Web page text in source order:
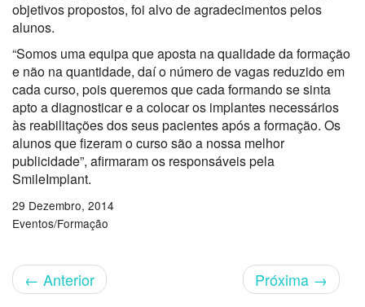
objetivos propostos, foi alvo de agradecimentos pelos
alunos.
“Somos uma equipa que aposta na qualidade da formação
e não na quantidade, daí o número de vagas reduzido em
cada curso, pois queremos que cada formando se sinta
apto a diagnosticar e a colocar os implantes necessários
às reabilitações dos seus pacientes após a formação. Os
alunos que fizeram o curso são a nossa melhor
publicidade”, afirmaram os responsáveis pela
SmileImplant.
29 Dezembro, 2014
Eventos/Formação
← Anterior Próxima →